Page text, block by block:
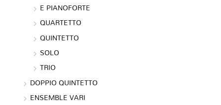
E PIANOFORTE
QUARTETTO
QUINTETTO
SOLO
TRIO
DOPPIO QUINTETTO
ENSEMBLE VARI